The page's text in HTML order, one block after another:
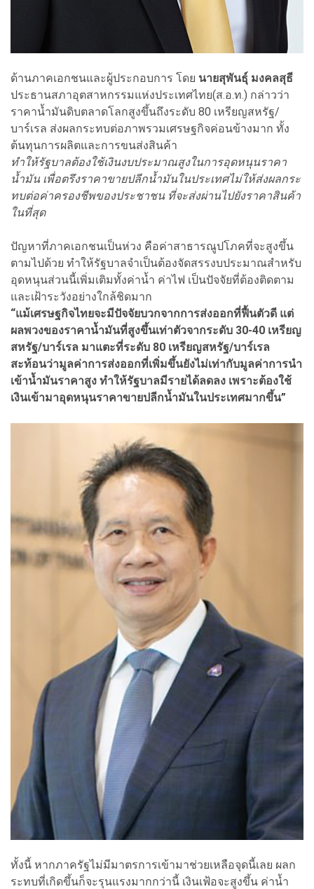
ด้านภาคเอกชนและผู้ประกอบการ โดย นายสุพันธุ์ มงคลสุธี
ประธานสภาอุตสาหกรรมแห่งประเทศไทย(ส.อ.ท.) กล่าวว่า
ราคาน้ำมันดิบตลาดโลกสูงขึ้นถึงระดับ 80 เหรียญสหรัฐ/
บาร์เรล ส่งผลกระทบต่อภาพรวมเศรษฐกิจค่อนข้างมาก ทั้ง
ต้นทุนการผลิตและการขนส่งสินค้า
ทำให้รัฐบาลต้องใช้เงินงบประมาณสูงในการอุดหนุนราคา
น้ำมัน เพื่อตรึงราคาขายปลีกน้ำมันในประเทศไม่ให้ส่งผลกระ
ทบต่อค่าครองชีพของประชาชน ที่จะส่งผ่านไปยังราคาสินค้า
ในที่สุด
ปัญหาที่ภาคเอกชนเป็นห่วง คือค่าสาธารณูปโภคที่จะสูงขึ้น
ตามไปด้วย ทำให้รัฐบาลจำเป็นต้องจัดสรรงบประมาณสำหรับ
อุดหนุนส่วนนี้เพิ่มเติมทั้งค่าน้ำ ค่าไฟ เป็นปัจจัยที่ต้องติดตาม
และเฝ้าระวังอย่างใกล้ชิดมาก
“แม้เศรษฐกิจไทยจะมีปัจจัยบวกจากการส่งออกที่ฟื้นตัวดี แต่
ผลพวงของราคาน้ำมันที่สูงขึ้นเท่าตัวจากระดับ 30-40 เหรียญ
สหรัฐ/บาร์เรล มาแตะที่ระดับ 80 เหรียญสหรัฐ/บาร์เรล
สะท้อนว่ามูลค่าการส่งออกที่เพิ่มขึ้นยังไม่เท่ากับมูลค่าการนำ
เข้าน้ำมันราคาสูง ทำให้รัฐบาลมีรายได้ลดลง เพราะต้องใช้
เงินเข้ามาอุดหนุนราคาขายปลีกน้ำมันในประเทศมากขึ้น”
ทั้งนี้ หากภาครัฐไม่มีมาตรการเข้ามาช่วยเหลือจุดนี้เลย ผลก
ระทบที่เกิดขึ้นก็จะรุนแรงมากกว่านี้ เงินเฟ้อจะสูงขึ้น ค่าน้ำ